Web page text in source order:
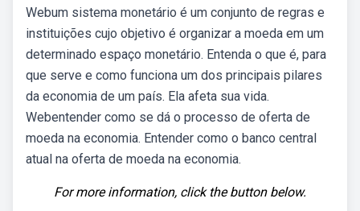
Webum sistema monetário é um conjunto de regras e
instituições cujo objetivo é organizar a moeda em um
determinado espaço monetário. Entenda o que é, para
que serve e como funciona um dos principais pilares
da economia de um país. Ela afeta sua vida.
Webentender como se dá o processo de oferta de
moeda na economia. Entender como o banco central
atual na oferta de moeda na economia.
For more information, click the button below.